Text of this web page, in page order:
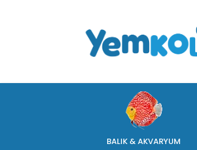
BALIK & AKVARYUM